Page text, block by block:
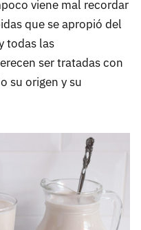
viene mal recordar
que se apropió del
todas las
ser tratadas con
su origen y su